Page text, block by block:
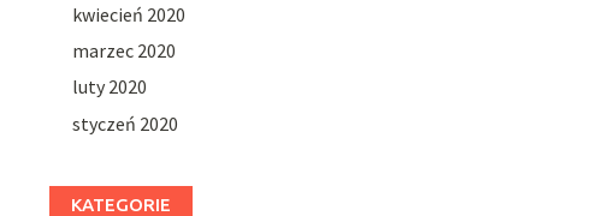
kwiecień 2020
marzec 2020
luty 2020
styczeń 2020
KATEGORIE